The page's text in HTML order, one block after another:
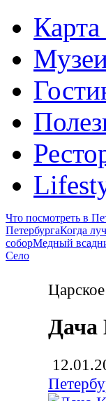
Что посмотреть в
ПетербургаКогда
соборМедный
Село
Дача